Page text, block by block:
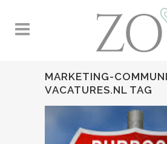
MARKETING-
VACATURES.NL TAG